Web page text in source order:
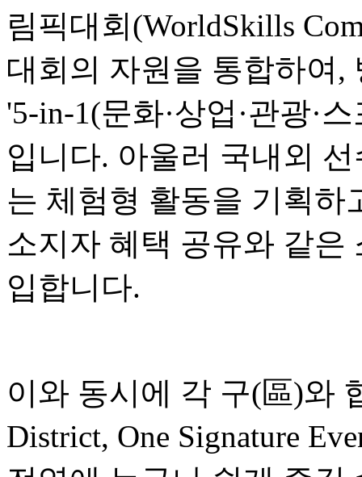
림픽대회(WorldSkills
대회의 자원을 통합하여,
'5-in-1(문화·상업·관광·
입니다. 아울러 국내외
는 체험형 활동을 기획하
소지자 혜택 공유와 같은
입합니다.
이와 동시에 각 구(區)와
District, One Signature